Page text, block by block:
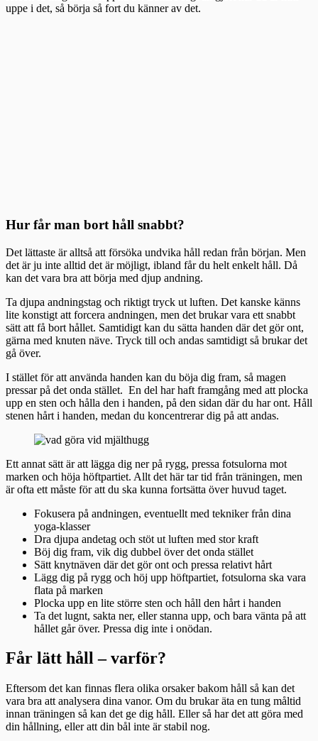
uppe i det, så börja så fort du känner av det.
Hur får man bort håll snabbt?
Det lättaste är alltså att försöka undvika håll redan från början. Men
det är ju inte alltid det är möjligt, ibland får du helt enkelt håll. Då
kan det vara bra att börja med djup andning.
Ta djupa andningstag och riktigt tryck ut luften. Det kanske känns
lite konstigt att forcera andningen, men det brukar vara ett snabbt
sätt att få bort hållet. Samtidigt kan du sätta handen där det gör ont,
gärna med knuten näve. Tryck till och andas samtidigt så brukar det
gå över.
I stället för att använda handen kan du böja dig fram, så magen
pressar på det onda stället. En del har haft framgång med att plocka
upp en sten och hålla den i handen, på den sidan där du har ont. Håll
stenen hårt i handen, medan du koncentrerar dig på att andas.
Ett annat sätt är att lägga dig ner på rygg, pressa fotsulorna mot
marken och höja höftpartiet. Allt det här tar tid från träningen, men
är ofta ett måste för att du ska kunna fortsätta över huvud taget.
Fokusera på andningen, eventuellt med tekniker från dina
yoga-klasser
Dra djupa andetag och stöt ut luften med stor kraft
Böj dig fram, vik dig dubbel över det onda stället
Sätt knytnäven där det gör ont och pressa relativt hårt
Lägg dig på rygg och höj upp höftpartiet, fotsulorna ska vara
flata på marken
Plocka upp en lite större sten och håll den hårt i handen
Ta det lugnt, sakta ner, eller stanna upp, och bara vänta på att
hållet går över. Pressa dig inte i onödan.
Får lätt håll – varför?
Eftersom det kan finnas flera olika orsaker bakom håll så kan det
vara bra att analysera dina vanor. Om du brukar äta en tung måltid
innan träningen så kan det ge dig håll. Eller så har det att göra med
din hållning, eller att din bål inte är stabil nog.